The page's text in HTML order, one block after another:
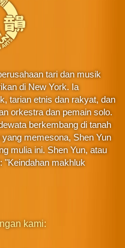
tari dan musik
di New York. Ia
tarian etnis dan rakyat, dan
orkestra dan pemain solo.
berkembang di tanah
memesona, Shen Yun
mulia ini. Shen Yun, atau
"Keindahan makhluk
kami: